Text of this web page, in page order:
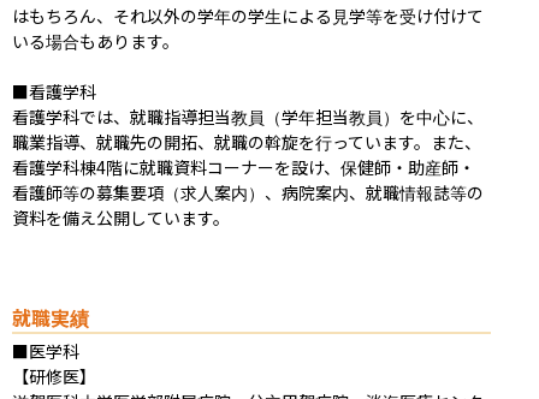
はもちろん、それ以外の学年の学生による見学等を受け付けて
いる場合もあります。
■看護学科
看護学科では、就職指導担当教員（学年担当教員）を中心に、
職業指導、就職先の開拓、就職の斡旋を行っています。また、
看護学科棟4階に就職資料コーナーを設け、保健師・助産師・
看護師等の募集要項（求人案内）、病院案内、就職情報誌等の
資料を備え公開しています。
就職実績
■医学科
【研修医】